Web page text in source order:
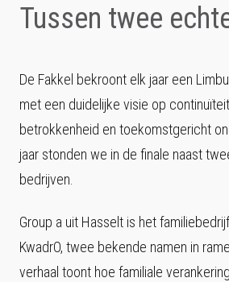
Tussen twee
De Fakkel bekroont elk jaar een
met een duidelijke visie op
betrokkenheid en toekomstgericht
jaar stonden we in de finale naast
bedrijven.
Group a uit Hasselt is het
KwadrO, twee bekende namen in
verhaal toont hoe familiale